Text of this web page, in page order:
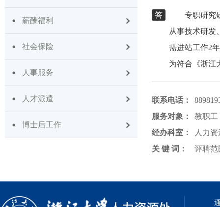
薪酬福利
社会保险
人事服务
人才派遣
博士后工作
答
专职研究
从事技术研发
需进站工作2
为符合《浙江
联系电话：
服务对象：
教职工
经办科室：
人力
关 键 词：
评聘范